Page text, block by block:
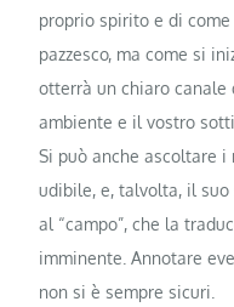
proprio spirito e di come
pazzesco, ma come si
otterrà un chiaro
ambiente e il vostro
Si può anche ascoltare
udibile, e, talvolta, il
al “campo”, che la
imminente. Annotare
non si è sempre sicuri.